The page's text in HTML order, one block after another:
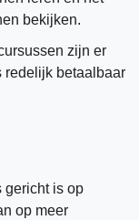
bekijken.
zijn er
redelijk betaalbaar
gericht is op
op meer